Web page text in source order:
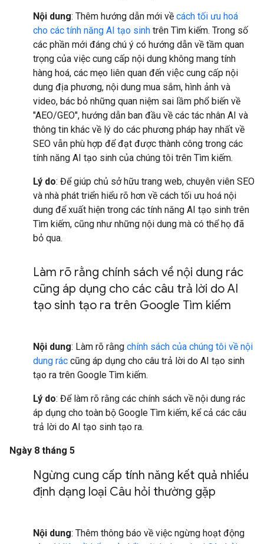
Nội dung: Thêm hướng dẫn mới về cách tối ưu hoá
cho các tính năng AI tạo sinh trên Tìm kiếm. Trong số
các phần mới đáng chú ý có hướng dẫn về tầm quan
trọng của việc cung cấp nội dung không mang tính
hàng hoá, các mẹo liên quan đến việc cung cấp nội
dung địa phương, nội dung mua sắm, hình ảnh và
video, bác bỏ những quan niệm sai lầm phổ biến về
"AEO/GEO", hướng dẫn ban đầu về các tác nhân AI và
thông tin khác về lý do các phương pháp hay nhất về
SEO vẫn phù hợp để đạt được thành công trong các
tính năng AI tạo sinh của chúng tôi trên Tìm kiếm.
Lý do: Để giúp chủ sở hữu trang web, chuyên viên SEO
và nhà phát triển hiểu rõ hơn về cách tối ưu hoá nội
dung để xuất hiện trong các tính năng AI tạo sinh trên
Tìm kiếm, cũng như những nội dung mà có thể họ đã
bỏ qua.
Làm rõ rằng chính sách về nội dung rác
cũng áp dụng cho các câu trả lời do AI
tạo sinh tạo ra trên Google Tìm kiếm
Nội dung: Làm rõ rằng chính sách của chúng tôi về nội
dung rác cũng áp dụng cho câu trả lời do AI tạo sinh
tạo ra trên Google Tìm kiếm.
Lý do: Để làm rõ rằng các chính sách về nội dung rác
áp dụng cho toàn bộ Google Tìm kiếm, kể cả các câu
trả lời do AI tạo sinh tạo ra.
Ngày 8 tháng 5
Ngừng cung cấp tính năng kết quả nhiều
định dạng loại Câu hỏi thường gặp
Nội dung: Thêm thông báo về việc ngừng hoạt động